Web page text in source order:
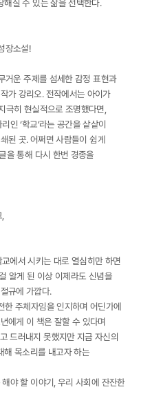
해질 수 있는 삶을 선택한다.
장소설!
거운 주제를 섬세한 감정 표현과
가 강리오. 전작에서는 아이가
극히 현실적으로 조명했다면,
인 ‘학교’라는 공간을 샅샅이
된 곳. 어쩌면 사람들이 쉽게
을 통해 다시 한번 경종을
,
에서 시키는 대로 열심히만 하면
알게 된 이상 이제라도 신념을
규에 가깝다.
한 주체자임을 인지하며 어딘가에
에게 이 책은 잘할 수 있다며
드러내지 못했지만 지금 자신의
해 목소리를 내고자 하는
해야 할 이야기, 우리 사회에 잔잔한